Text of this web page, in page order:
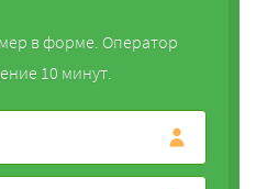
в форме. Оператор
10 минут.